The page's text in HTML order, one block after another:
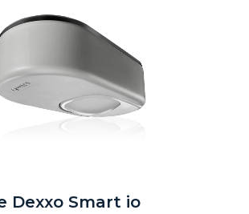
Dexxo Smart io